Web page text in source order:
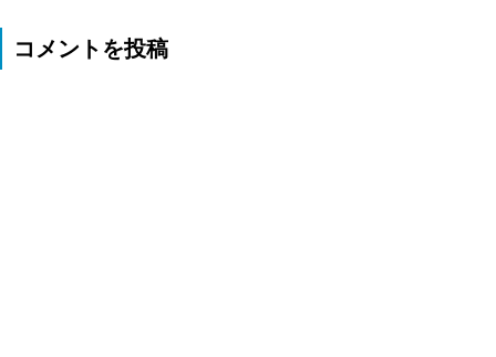
コメントを投稿